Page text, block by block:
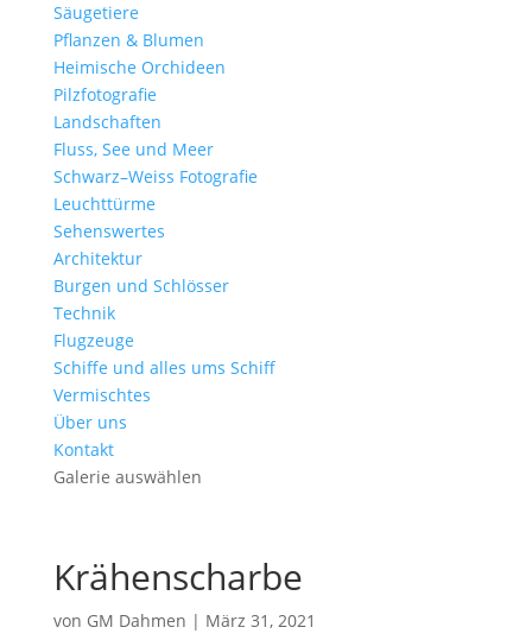
Säugetiere
Pflanzen & Blumen
Heimische Orchideen
Pilzfotografie
Landschaften
Fluss, See und Meer
Schwarz–Weiss Fotografie
Leuchttürme
Sehenswertes
Architektur
Burgen und Schlösser
Technik
Flugzeuge
Schiffe und alles ums Schiff
Vermischtes
Über uns
Kontakt
Galerie auswählen
Krähenscharbe
von GM Dahmen | März 31, 2021